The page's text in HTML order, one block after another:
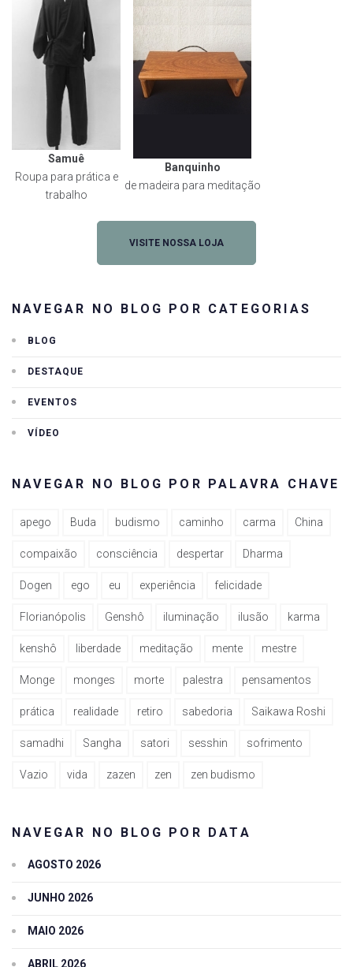
Samuê
Roupa para prática e
trabalho
Banquinho
de madeira para meditação
VISITE NOSSA LOJA
NAVEGAR NO BLOG POR CATEGORIAS
BLOG
DESTAQUE
EVENTOS
VÍDEO
NAVEGAR NO BLOG POR PALAVRA CHAVE
apego Buda budismo caminho carma China
compaixão consciência despertar Dharma
Dogen ego eu experiência felicidade
Florianópolis Genshô iluminação ilusão karma
kenshô liberdade meditação mente mestre
Monge monges morte palestra pensamentos
prática realidade retiro sabedoria Saikawa Roshi
samadhi Sangha satori sesshin sofrimento
Vazio vida zazen zen zen budismo
NAVEGAR NO BLOG POR DATA
AGOSTO 2026
JUNHO 2026
MAIO 2026
ABRIL 2026